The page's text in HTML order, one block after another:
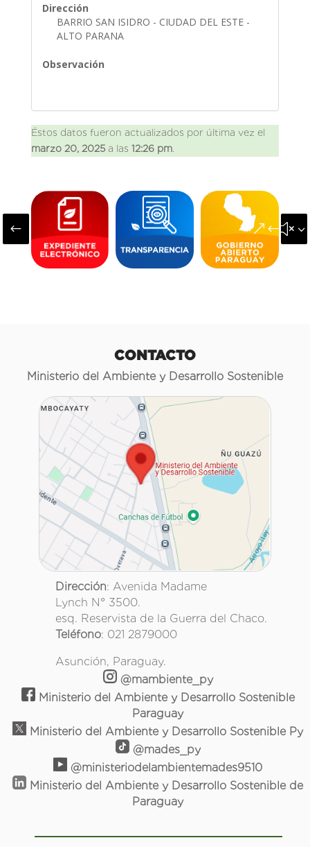
Dirección
BARRIO SAN ISIDRO - CIUDAD DEL ESTE -
ALTO PARANA
Observación
Éstos datos fueron actualizados por última vez el
marzo 20, 2025a las 12:26 pm.
#
CONTACTO
Ministerio del Ambiente y Desarrollo Sostenible
Dirección: Avenida Madame
Lynch N° 3500.
esq. Reservista de la Guerra del Chaco.
Teléfono: 021 2879000
Asunción, Paraguay.
@mambiente_py
Ministerio del Ambiente y Desarrollo Sostenible
Paraguay
Ministerio del Ambiente y Desarrollo Sostenible Py
@mades_py
@ministeriodelambientemades9510
Ministerio del Ambiente y Desarrollo Sostenible de
Paraguay